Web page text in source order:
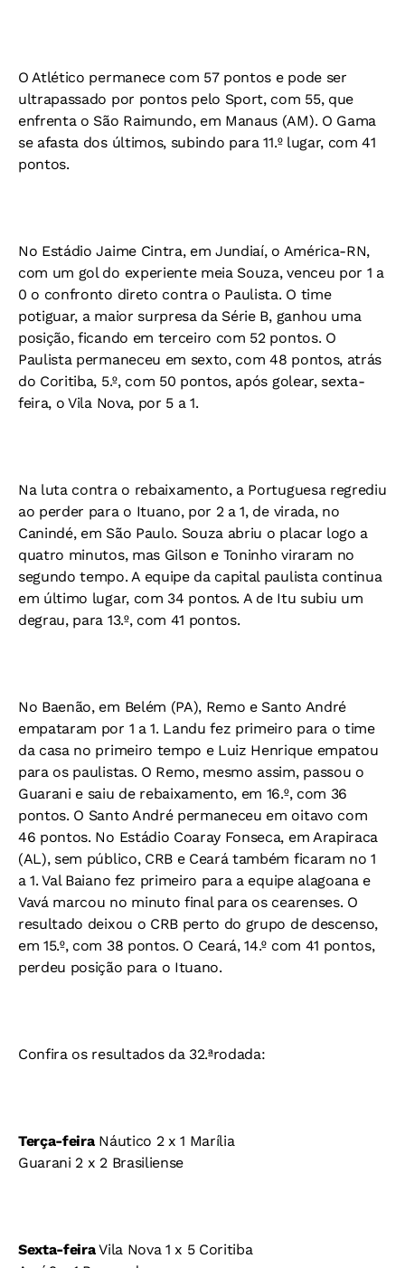
O Atlético permanece com 57 pontos e pode ser
ultrapassado por pontos pelo Sport, com 55, que
enfrenta o São Raimundo, em Manaus (AM). O Gama
se afasta dos últimos, subindo para 11.º lugar, com 41
pontos.
No Estádio Jaime Cintra, em Jundiaí, o América-RN,
com um gol do experiente meia Souza, venceu por 1 a
0 o confronto direto contra o Paulista. O time
potiguar, a maior surpresa da Série B, ganhou uma
posição, ficando em terceiro com 52 pontos. O
Paulista permaneceu em sexto, com 48 pontos, atrás
do Coritiba, 5.º, com 50 pontos, após golear, sexta-
feira, o Vila Nova, por 5 a 1.
Na luta contra o rebaixamento, a Portuguesa regrediu
ao perder para o Ituano, por 2 a 1, de virada, no
Canindé, em São Paulo. Souza abriu o placar logo a
quatro minutos, mas Gilson e Toninho viraram no
segundo tempo. A equipe da capital paulista continua
em último lugar, com 34 pontos. A de Itu subiu um
degrau, para 13.º, com 41 pontos.
No Baenão, em Belém (PA), Remo e Santo André
empataram por 1 a 1. Landu fez primeiro para o time
da casa no primeiro tempo e Luiz Henrique empatou
para os paulistas. O Remo, mesmo assim, passou o
Guarani e saiu de rebaixamento, em 16.º, com 36
pontos. O Santo André permaneceu em oitavo com
46 pontos. No Estádio Coaray Fonseca, em Arapiraca
(AL), sem público, CRB e Ceará também ficaram no 1
a 1. Val Baiano fez primeiro para a equipe alagoana e
Vavá marcou no minuto final para os cearenses. O
resultado deixou o CRB perto do grupo de descenso,
em 15.º, com 38 pontos. O Ceará, 14.º com 41 pontos,
perdeu posição para o Ituano.
Confira os resultados da 32.ªrodada:
Terça-feiraNáutico 2 x 1 Marília
Guarani 2 x 2 Brasiliense
Sexta-feiraVila Nova 1 x 5 Coritiba